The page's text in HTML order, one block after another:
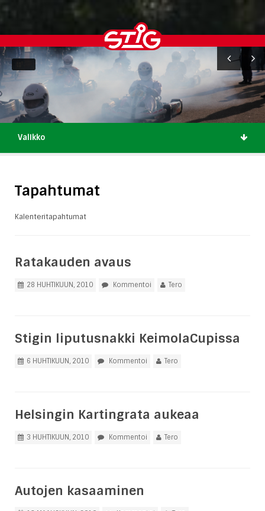
Valikko
Tapahtumat
Kalenteritapahtumat
Ratakauden avaus
28 HUHTIKUUN, 2010 Kommentoi Tero
Stigin liputusnakki KeimolaCupissa
6 HUHTIKUUN, 2010 Kommentoi Tero
Helsingin Kartingrata aukeaa
3 HUHTIKUUN, 2010 Kommentoi Tero
Autojen kasaaminen